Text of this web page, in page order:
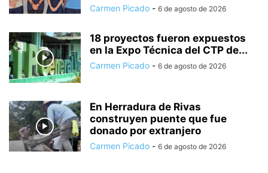
Carmen Picado - 6 de agosto de 2026
18 proyectos fueron expuestos
en la Expo Técnica del CTP de...
Carmen Picado - 6 de agosto de 2026
En Herradura de Rivas
construyen puente que fue
donado por extranjero
Carmen Picado - 6 de agosto de 2026